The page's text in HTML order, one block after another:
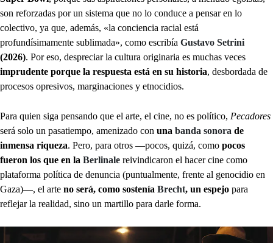
son reforzadas por un sistema que no lo conduce a pensar en lo
colectivo, ya que, además, «la conciencia racial está
profundísimamente sublimada», como escribía Gustavo Setrini
(2026). Por eso, despreciar la cultura originaria es muchas veces
imprudente porque la respuesta está en su historia, desbordada de
procesos opresivos, marginaciones y etnocidios.
Para quien siga pensando que el arte, el cine, no es político, Pecadores
será solo un pasatiempo, amenizado con una banda sonora de
inmensa riqueza. Pero, para otros —pocos, quizá, como pocos
fueron los que en la Berlinale reivindicaron el hacer cine como
plataforma política de denuncia (puntualmente, frente al genocidio en
Gaza)—, el arte no será, como sostenía Brecht, un espejo para
reflejar la realidad, sino un martillo para darle forma.